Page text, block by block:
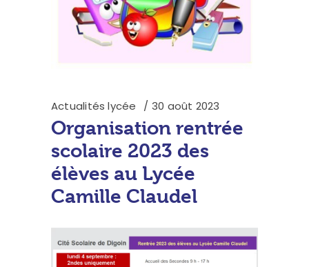
Actualités lycée 30 août 2023
Organisation rentrée
scolaire 2023 des
élèves au Lycée
Camille Claudel